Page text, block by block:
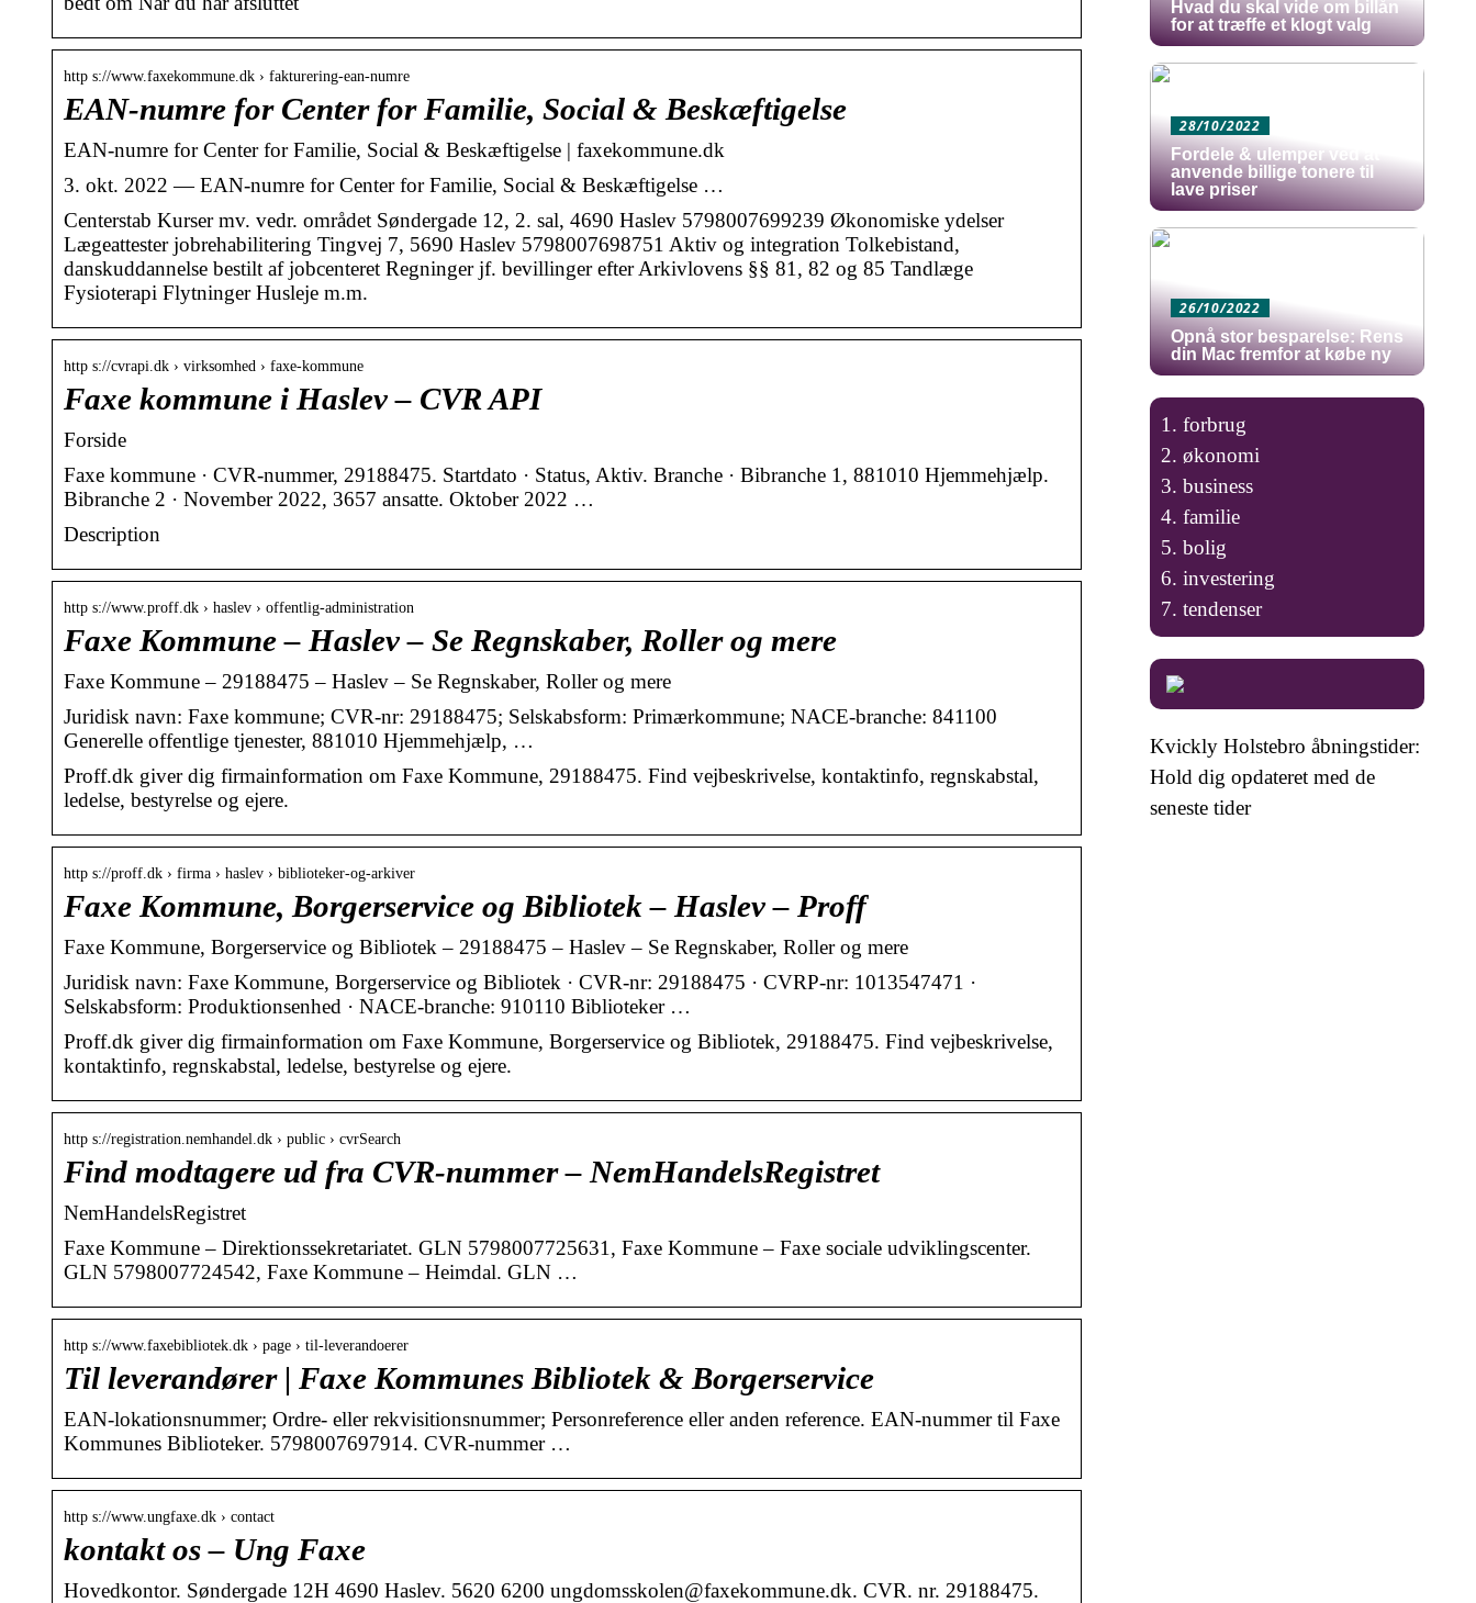
http s://www.faxekommune.dk › fakturering-ean-numre
EAN-numre for Center for Familie, Social & Beskæftigelse
EAN-numre for Center for Familie, Social & Beskæftigelse | faxekommune.dk
3. okt. 2022 — EAN-numre for Center for Familie, Social & Beskæftigelse …
Centerstab Kurser mv. vedr. området Søndergade 12, 2. sal, 4690 Haslev 5798007699239 Økonomiske ydelser
Lægeattester jobrehabilitering Tingvej 7, 5690 Haslev 5798007698751 Aktiv og integration Tolkebistand,
danskuddannelse bestilt af jobcenteret Regninger jf. bevillinger efter Arkivlovens §§ 81, 82 og 85 Tandlæge
Fysioterapi Flytninger Husleje m.m.
http s://cvrapi.dk › virksomhed › faxe-kommune
Faxe kommune i Haslev – CVR API
Forside
Faxe kommune · CVR-nummer, 29188475. Startdato · Status, Aktiv. Branche · Bibranche 1, 881010 Hjemmehjælp.
Bibranche 2 · November 2022, 3657 ansatte. Oktober 2022 …
Description
http s://www.proff.dk › haslev › offentlig-administration
Faxe Kommune – Haslev – Se Regnskaber, Roller og mere
Faxe Kommune – 29188475 – Haslev – Se Regnskaber, Roller og mere
Juridisk navn: Faxe kommune; CVR-nr: 29188475; Selskabsform: Primærkommune; NACE-branche: 841100
Generelle offentlige tjenester, 881010 Hjemmehjælp, …
Proff.dk giver dig firmainformation om Faxe Kommune, 29188475. Find vejbeskrivelse, kontaktinfo, regnskabstal,
ledelse, bestyrelse og ejere.
http s://proff.dk › firma › haslev › biblioteker-og-arkiver
Faxe Kommune, Borgerservice og Bibliotek – Haslev – Proff
Faxe Kommune, Borgerservice og Bibliotek – 29188475 – Haslev – Se Regnskaber, Roller og mere
Juridisk navn: Faxe Kommune, Borgerservice og Bibliotek · CVR-nr: 29188475 · CVRP-nr: 1013547471 ·
Selskabsform: Produktionsenhed · NACE-branche: 910110 Biblioteker …
Proff.dk giver dig firmainformation om Faxe Kommune, Borgerservice og Bibliotek, 29188475. Find vejbeskrivelse,
kontaktinfo, regnskabstal, ledelse, bestyrelse og ejere.
http s://registration.nemhandel.dk › public › cvrSearch
Find modtagere ud fra CVR-nummer – NemHandelsRegistret
NemHandelsRegistret
Faxe Kommune – Direktionssekretariatet. GLN 5798007725631, Faxe Kommune – Faxe sociale udviklingscenter.
GLN 5798007724542, Faxe Kommune – Heimdal. GLN …
http s://www.faxebibliotek.dk › page › til-leverandoerer
Til leverandører | Faxe Kommunes Bibliotek & Borgerservice
EAN-lokationsnummer; Ordre- eller rekvisitionsnummer; Personreference eller anden reference. EAN-nummer til Faxe
Kommunes Biblioteker. 5798007697914. CVR-nummer …
http s://www.ungfaxe.dk › contact
kontakt os – Ung Faxe
Hovedkontor. Søndergade 12H 4690 Haslev. 5620 6200 ungdomsskolen@faxekommune.dk. CVR. nr. 29188475.
Hvad du skal vide om billån
for at træffe et klogt valg
28/10/2022
Fordele & ulemper ved at
anvende billige tonere til
lave priser
26/10/2022
Opnå stor besparelse: Rens
din Mac fremfor at købe ny
forbrug
økonomi
business
familie
bolig
investering
tendenser
Kvickly Holstebro åbningstider:
Hold dig opdateret med de
seneste tider